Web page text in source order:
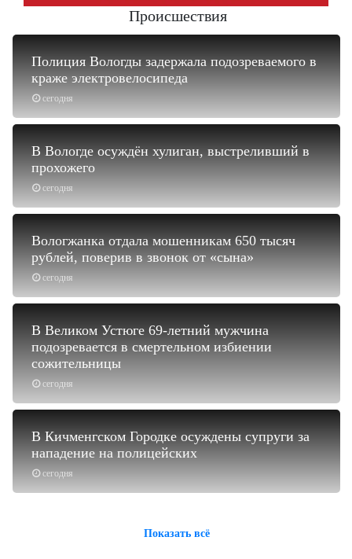
Происшествия
сегодня
Полиция Вологды задержала подозреваемого в
краже электровелосипеда
сегодня
В Вологде осуждён хулиган, выстреливший в
прохожего
сегодня
Вологжанка отдала мошенникам 650 тысяч
рублей, поверив в звонок от «сына»
сегодня
В Великом Устюге 69-летний мужчина
подозревается в смертельном избиении
сожительницы
сегодня
В Кичменгском Городке осуждены супруги за
нападение на полицейских
Показать всё